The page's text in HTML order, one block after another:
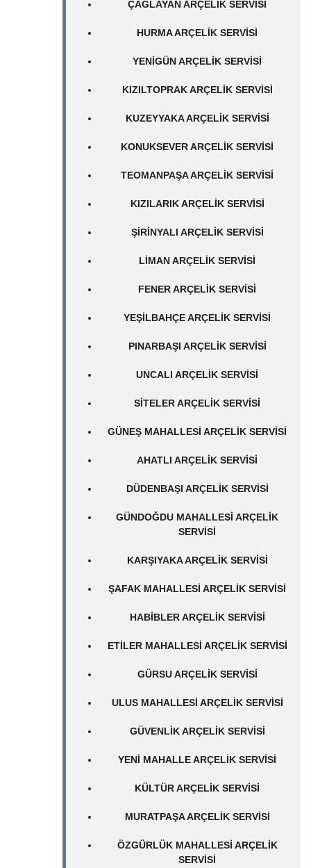
ÇAĞLAYAN ARÇELIK SERVISI
HURMA ARÇELIK SERVISI
YENIGÜN ARÇELIK SERVISI
KIZILTOPRAK ARÇELIK SERVISI
KUZEYYAKA ARÇELIK SERVISI
KONUKSEVER ARÇELIK SERVISI
TEOMANPAŞA ARÇELIK SERVISI
KIZILARIK ARÇELIK SERVISI
ŞIRINYALI ARÇELIK SERVISI
LIMAN ARÇELIK SERVISI
FENER ARÇELIK SERVISI
YEŞILBAHÇE ARÇELIK SERVISI
PINARBAŞI ARÇELIK SERVISI
UNCALI ARÇELIK SERVISI
SITELER ARÇELIK SERVISI
GÜNEŞ MAHALLESI ARÇELIK SERVISI
AHATLI ARÇELIK SERVISI
DÜDENBAŞI ARÇELIK SERVISI
GÜNDOĞDU MAHALLESI ARÇELIK
SERVISI
KARŞIYAKA ARÇELIK SERVISI
ŞAFAK MAHALLESI ARÇELIK SERVISI
HABIBLER ARÇELIK SERVISI
ETILER MAHALLESI ARÇELIK SERVISI
GÜRSU ARÇELIK SERVISI
ULUS MAHALLESI ARÇELIK SERVISI
GÜVENLIK ARÇELIK SERVISI
YENI MAHALLE ARÇELIK SERVISI
KÜLTÜR ARÇELIK SERVISI
MURATPAŞA ARÇELIK SERVISI
ÖZGÜRLÜK MAHALLESI ARÇELIK
SERVISI